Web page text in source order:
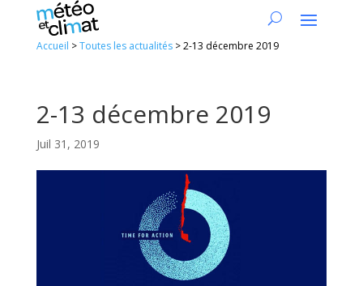
Accueil >Toutes les actualités>2-13 décembre 2019
2-13 décembre 2019
Juil 31, 2019